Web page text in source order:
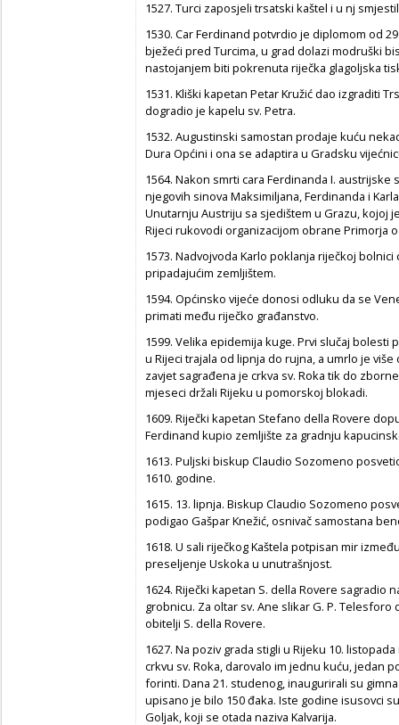
1527. Turci zaposjeli trsatski kaštel i u nj
1530. Car Ferdinand potvrdio je diplomom od
bježeći pred Turcima, u grad dolazi modruški
nastojanjem biti pokrenuta riječka glagoljska
1531. Kliški kapetan Petar Kružić dao izgraditi
dogradio je kapelu sv. Petra.
1532. Augustinski samostan prodaje kuću
Dura Općini i ona se adaptira u Gradsku
1564. Nakon smrti cara Ferdinanda I.
njegovih sinova Maksimiljana, Ferdinanda i
Unutarnju Austriju sa sjedištem u Grazu, kojoj
Rijeci rukovodi organizacijom obrane Primorja
1573. Nadvojvoda Karlo poklanja riječkoj
pripadajućim zemljištem.
1594. Općinsko vijeće donosi odluku da se
primati među riječko građanstvo.
1599. Velika epidemija kuge. Prvi slučaj bolesti
u Rijeci trajala od lipnja do rujna, a umrlo je
zavjet sagrađena je crkva sv. Roka tik do
mjeseci držali Rijeku u pomorskoj blokadi.
1609. Riječki kapetan Stefano della Rovere
Ferdinand kupio zemljište za gradnju
1613. Puljski biskup Claudio Sozomeno
1610. godine.
1615. 13. lipnja. Biskup Claudio Sozomeno
podigao Gašpar Knežić, osnivač samostana
1618. U sali riječkog Kaštela potpisan mir
preseljenje Uskoka u unutrašnjost.
1624. Riječki kapetan S. della Rovere sagradio
grobnicu. Za oltar sv. Ane slikar G. P.
obitelji S. della Rovere.
1627. Na poziv grada stigli u Rijeku 10.
crkvu sv. Roka, darovalo im jednu kuću, jedan
forinti. Dana 21. studenog, inaugurirali su
upisano je bilo 150 đaka. Iste godine isusovci
Goljak, koji se otada naziva Kalvarija.